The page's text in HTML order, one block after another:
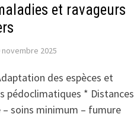
et ravageurs
novembre 2025
des espèces et
pédoclimatiques * Distances
soins minimum – fumure